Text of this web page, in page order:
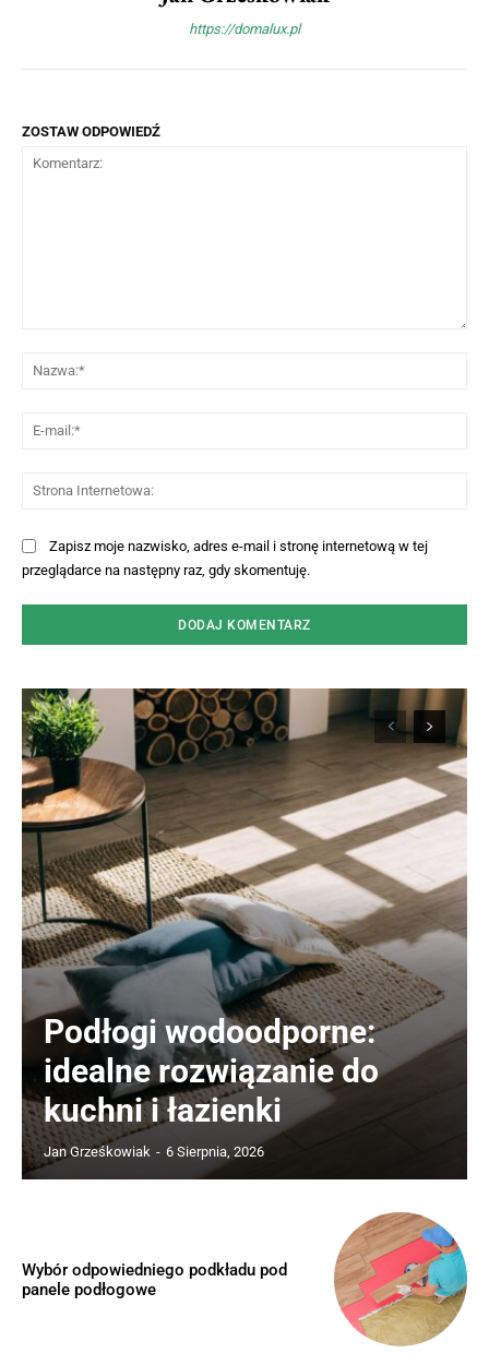
https://domalux.pl
ZOSTAW ODPOWIEDŹ
Zapisz moje nazwisko, adres e-mail i stronę internetową w tej
przeglądarce na następny raz, gdy skomentuję.
Podłogi wodoodporne:
idealne rozwiązanie do
kuchni i łazienki
Jan Grześkowiak - 6 Sierpnia, 2026
Wybór odpowiedniego podkładu pod
panele podłogowe